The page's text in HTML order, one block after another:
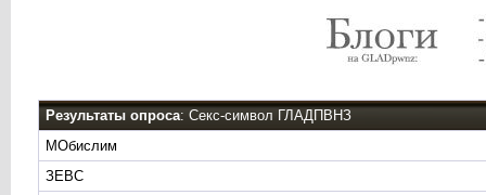
Результаты опроса: Секс-символ ГЛАДПВНЗ
МОбислим
ЗЕВС